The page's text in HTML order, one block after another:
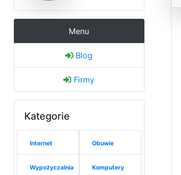
Menu
Blog
Firmy
Kategorie
Internet
Wypożyczalnia
Obuwie
Komputery